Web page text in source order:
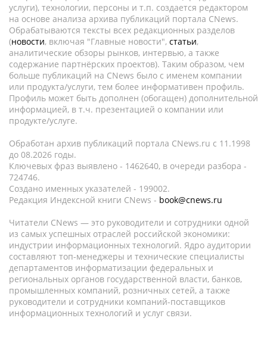
услуги), технологии, персоны и т.п. создается редактором
на основе анализа архива публикаций портала CNews.
Обрабатываются тексты всех редакционных разделов
(новости, включая "Главные новости", статьи,
аналитические обзоры рынков, интервью, а также
содержание партнёрских проектов). Таким образом, чем
больше публикаций на CNews было с именем компании
или продукта/услуги, тем более информативен профиль.
Профиль может быть дополнен (обогащен) дополнительной
информацией, в т.ч. презентацией о компании или
продукте/услуге.
Обработан архив публикаций портала CNews.ru c 11.1998
до 08.2026 годы.
Ключевых фраз выявлено - 1462640, в очереди разбора -
724746.
Создано именных указателей - 199002.
Редакция Индексной книги CNews - book@cnews.ru
Читатели CNews — это руководители и сотрудники одной
из самых успешных отраслей российской экономики:
индустрии информационных технологий. Ядро аудитории
составляют топ-менеджеры и технические специалисты
департаментов информатизации федеральных и
региональных органов государственной власти, банков,
промышленных компаний, розничных сетей, а также
руководители и сотрудники компаний-поставщиков
информационных технологий и услуг связи.